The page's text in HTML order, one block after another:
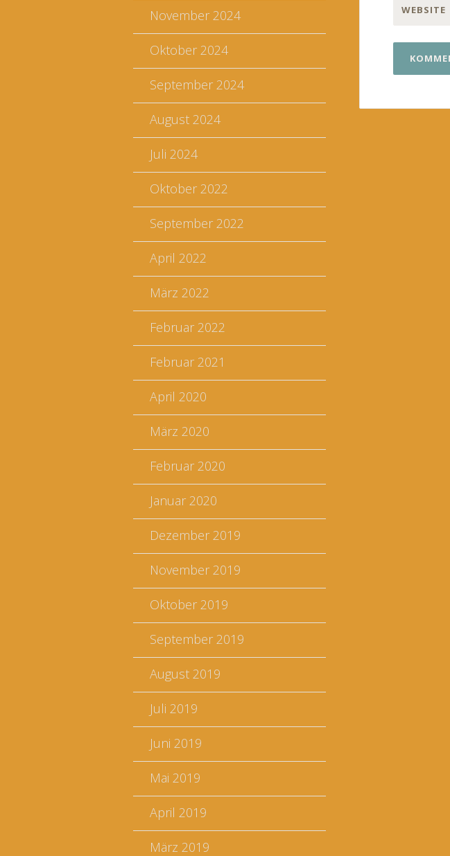
November 2024
Oktober 2024
September 2024
August 2024
Juli 2024
Oktober 2022
September 2022
April 2022
März 2022
Februar 2022
Februar 2021
April 2020
März 2020
Februar 2020
Januar 2020
Dezember 2019
November 2019
Oktober 2019
September 2019
August 2019
Juli 2019
Juni 2019
Mai 2019
April 2019
März 2019
WEBSITE